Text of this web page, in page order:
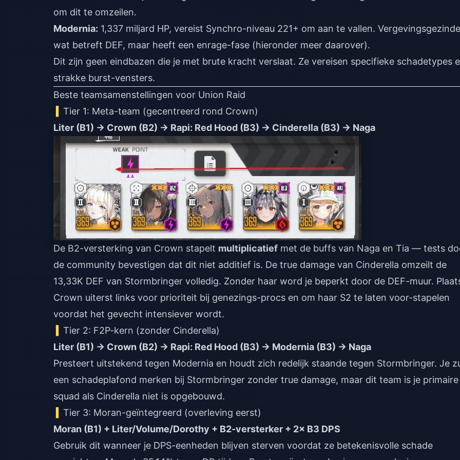
om dit te omzeilen.
Modernia: 1,337 miljard HP, vereist Synchro-niveau 221+ om aan te vallen.
wat betreft DEF, maar heeft een enrage-fase (hieronder meer daarover).
Dit zijn geen eindbazen die je met brute kracht verslaat. Ze vereisen specifieke schadetypes
strakke burst-vensters.
Beste teamsamenstellingen voor Union Raid
Tier 1: Meta-team (gecentreerd rond Crown)
Liter (B1) → Crown (B2) → Rapi: Red Hood (B3) → Cinderella (B3) → Naga
De B2-versterking van Crown stapelt multiplicatief met de buffs van Naga en Tia — tests
de community bevestigen dat dit niet additief is. De true damage van Cinderella omzeilt de
13,33K DEF van Stormbringer volledig. Zonder haar word je beperkt door de DEF-muur.
Crown uiterst links voor prioriteit bij genezings-procs en om haar S2 te laten voor-stapelen
voordat het gevecht intensiever wordt.
Tier 2: F2P-kern (zonder Cinderella)
Liter (B1) → Crown (B2) → Rapi: Red Hood (B3) → Modernia (B3) → Naga
Presteert uitstekend tegen Modernia en houdt zich redelijk staande tegen Stormbringer. Je
een schadeplafond merken bij Stormbringer zonder true damage, maar dit team is je primaire
squad als Cinderella niet is opgebouwd.
Tier 3: Moran-geïntegreerd (overleving eerst)
Moran (B1) + Liter/Volume/Dorothy + B2-versterker + 2× B3 DPS
Gebruik dit wanneer je DPS-eenheden blijven sterven voordat ze betekenisvolle schade